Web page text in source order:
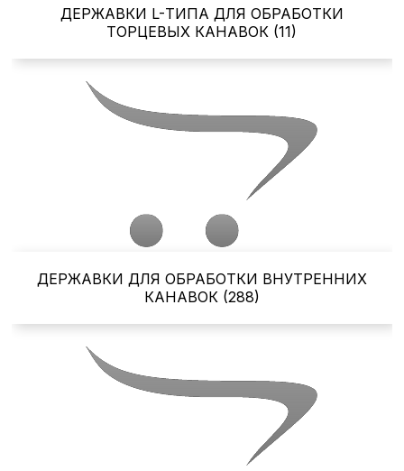
ДЕРЖАВКИ L-ТИПА ДЛЯ ОБРАБОТКИ
ТОРЦЕВЫХ КАНАВОК (11)
ДЕРЖАВКИ ДЛЯ ОБРАБОТКИ ВНУТРЕННИХ
КАНАВОК (288)